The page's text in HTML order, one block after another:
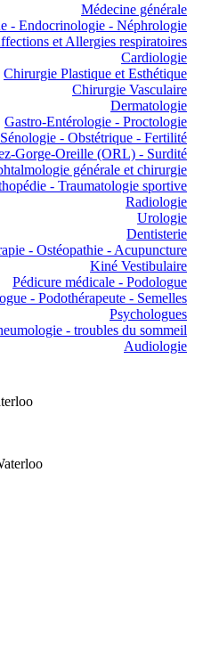
Médecine générale
- Endocrinologie - Néphrologie
et Allergies respiratoires
Cardiologie
Chirurgie Plastique et Esthétique
Chirurgie Vasculaire
Dermatologie
Gastro-Entérologie - Proctologie
- Obstétrique - Fertilité
Gorge-Oreille (ORL) - Surdité
générale et chirurgie
- Traumatologie sportive
Radiologie
Urologie
Dentisterie
- Ostéopathie - Acupuncture
Kiné Vestibulaire
Pédicure médicale - Podologue
- Podothérapeute - Semelles
Psychologues
- troubles du sommeil
Audiologie